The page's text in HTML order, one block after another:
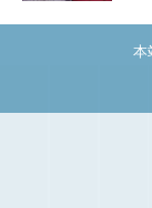
神
本